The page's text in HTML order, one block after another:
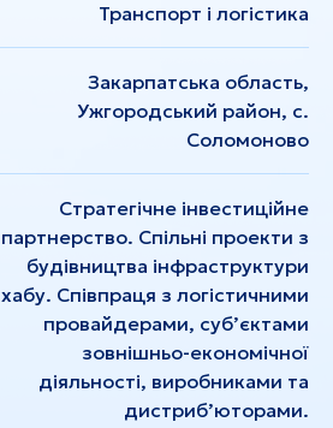
Транспорт і логістика
Закарпатська область,
Ужгородський район, с.
Соломоново
Стратегічне інвестиційне
партнерство. Спільні проекти з
будівництва інфраструктури
хабу. Співпраця з логістичними
провайдерами, суб’єктами
зовнішньо-економічної
діяльності, виробниками та
дистриб’юторами.